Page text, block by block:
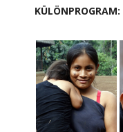
KÜLÖNPROGRAM: